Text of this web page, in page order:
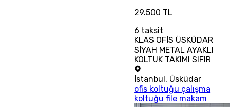
29.500 TL
6 taksit
KLAS OFİS ÜSKÜDAR
SİYAH METAL AYAKLI
KOLTUK TAKIMI SIFIR
İstanbul, Üsküdar
ofis koltuğu çalışma
koltuğu file makam